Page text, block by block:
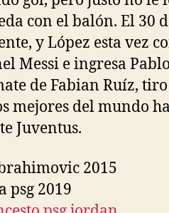
con el balón. El 30
y López esta vez
Messi e ingresa
de Fabian Ruíz,
mejores del mundo
Juventus.